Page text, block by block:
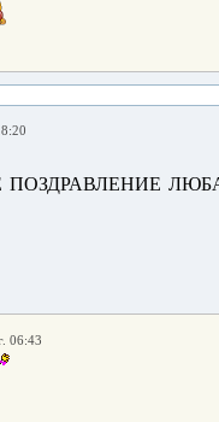
ПОЗДРАВЛЕНИЕ
06:43